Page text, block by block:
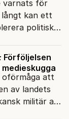
varnats för
långt kan ett
politiska
Förföljelsen
oförmåga att
av landets
militär att